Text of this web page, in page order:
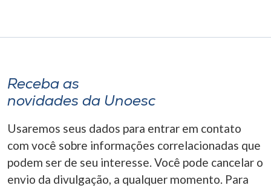
Receba as
novidades da Unoesc
Usaremos seus dados para entrar em contato
com você sobre informações correlacionadas que
podem ser de seu interesse. Você pode cancelar o
envio da divulgação, a qualquer momento. Para